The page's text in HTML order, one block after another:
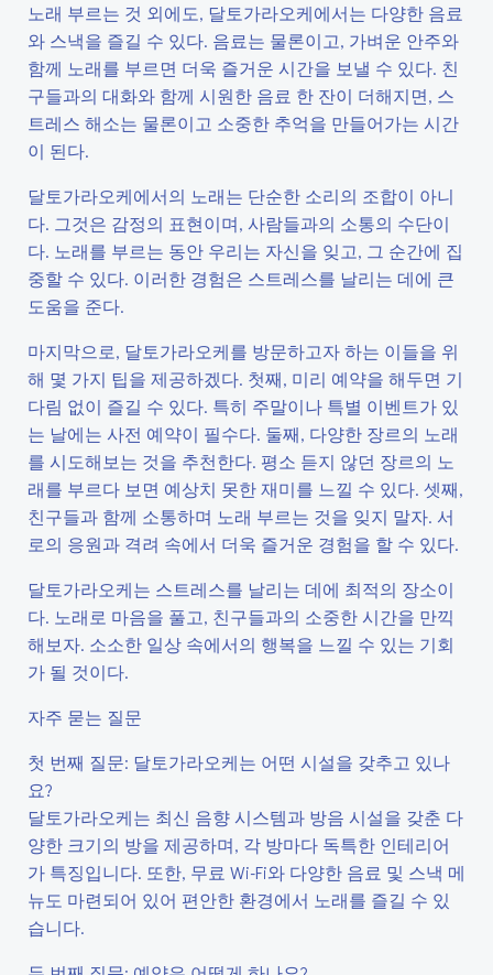
노래 부르는 것 외에도, 달토가라오케에서는 다양한 음료
와 스낵을 즐길 수 있다. 음료는 물론이고, 가벼운 안주와
함께 노래를 부르면 더욱 즐거운 시간을 보낼 수 있다. 친
구들과의 대화와 함께 시원한 음료 한 잔이 더해지면, 스
트레스 해소는 물론이고 소중한 추억을 만들어가는 시간
이 된다.
달토가라오케에서의 노래는 단순한 소리의 조합이 아니
다. 그것은 감정의 표현이며, 사람들과의 소통의 수단이
다. 노래를 부르는 동안 우리는 자신을 잊고, 그 순간에 집
중할 수 있다. 이러한 경험은 스트레스를 날리는 데에 큰
도움을 준다.
마지막으로, 달토가라오케를 방문하고자 하는 이들을 위
해 몇 가지 팁을 제공하겠다. 첫째, 미리 예약을 해두면 기
다림 없이 즐길 수 있다. 특히 주말이나 특별 이벤트가 있
는 날에는 사전 예약이 필수다. 둘째, 다양한 장르의 노래
를 시도해보는 것을 추천한다. 평소 듣지 않던 장르의 노
래를 부르다 보면 예상치 못한 재미를 느낄 수 있다. 셋째,
친구들과 함께 소통하며 노래 부르는 것을 잊지 말자. 서
로의 응원과 격려 속에서 더욱 즐거운 경험을 할 수 있다.
달토가라오케는 스트레스를 날리는 데에 최적의 장소이
다. 노래로 마음을 풀고, 친구들과의 소중한 시간을 만끽
해보자. 소소한 일상 속에서의 행복을 느낄 수 있는 기회
가 될 것이다.
자주 묻는 질문
첫 번째 질문: 달토가라오케는 어떤 시설을 갖추고 있나
요?
달토가라오케는 최신 음향 시스템과 방음 시설을 갖춘 다
양한 크기의 방을 제공하며, 각 방마다 독특한 인테리어
가 특징입니다. 또한, 무료 Wi-Fi와 다양한 음료 및 스낵 메
뉴도 마련되어 있어 편안한 환경에서 노래를 즐길 수 있
습니다.